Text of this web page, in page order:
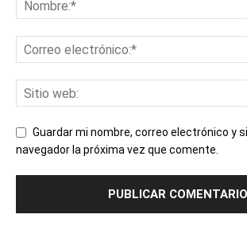
Guardar mi nombre, correo electrónico y
navegador la próxima vez que comente.